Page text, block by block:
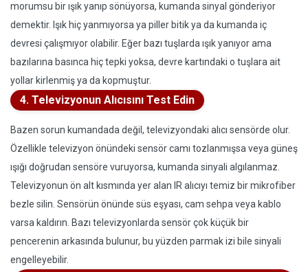
morumsu bir ışık yanıp sönüyorsa, kumanda sinyal gönderiyor
demektir. Işık hiç yanmıyorsa ya piller bitik ya da kumanda iç
devresi çalışmıyor olabilir. Eğer bazı tuşlarda ışık yanıyor ama
bazılarına basınca hiç tepki yoksa, devre kartındaki o tuşlara ait
yollar kirlenmiş ya da kopmuştur.
4. Televizyonun Alıcısını Test Edin
Bazen sorun kumandada değil, televizyondaki alıcı sensörde olur.
Özellikle televizyon önündeki sensör camı tozlanmışsa veya güneş
ışığı doğrudan sensöre vuruyorsa, kumanda sinyali algılanmaz.
Televizyonun ön alt kısmında yer alan IR alıcıyı temiz bir mikrofiber
bezle silin. Sensörün önünde süs eşyası, cam sehpa veya kablo
varsa kaldırın. Bazı televizyonlarda sensör çok küçük bir
pencerenin arkasında bulunur, bu yüzden parmak izi bile sinyali
engelleyebilir.